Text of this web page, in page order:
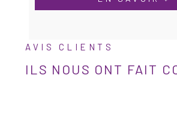
AVIS CLIENTS
ILS NOUS ONT FAIT